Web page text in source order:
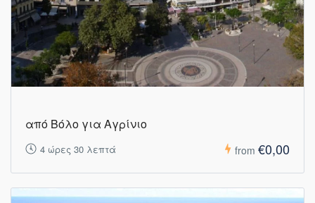
από Βόλο για Αγρίνιο
4 ώρες 30 λεπτά from €0,00